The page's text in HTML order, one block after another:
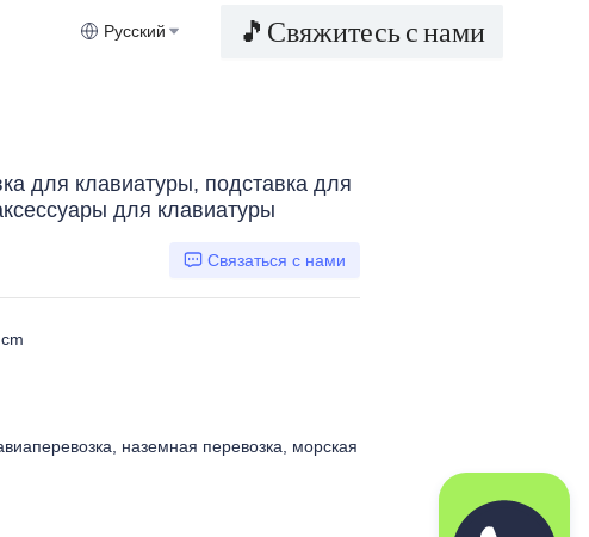
Русский 🎵Свяжитесь с нами
для клавиатуры, подставка для
для клавиатуры
Связаться с нами
наземная перевозка, морская